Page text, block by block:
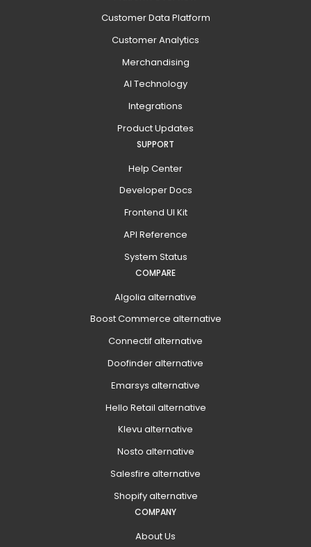
Customer Data Platform
Customer Analytics
Merchandising
AI Technology
Integrations
Product Updates
SUPPORT
Help Center
Developer Docs
Frontend UI Kit
API Reference
System Status
COMPARE
Algolia alternative
Boost Commerce alternative
Connectif alternative
Doofinder alternative
Emarsys alternative
Hello Retail alternative
Klevu alternative
Nosto alternative
Salesfire alternative
Shopify alternative
COMPANY
About Us